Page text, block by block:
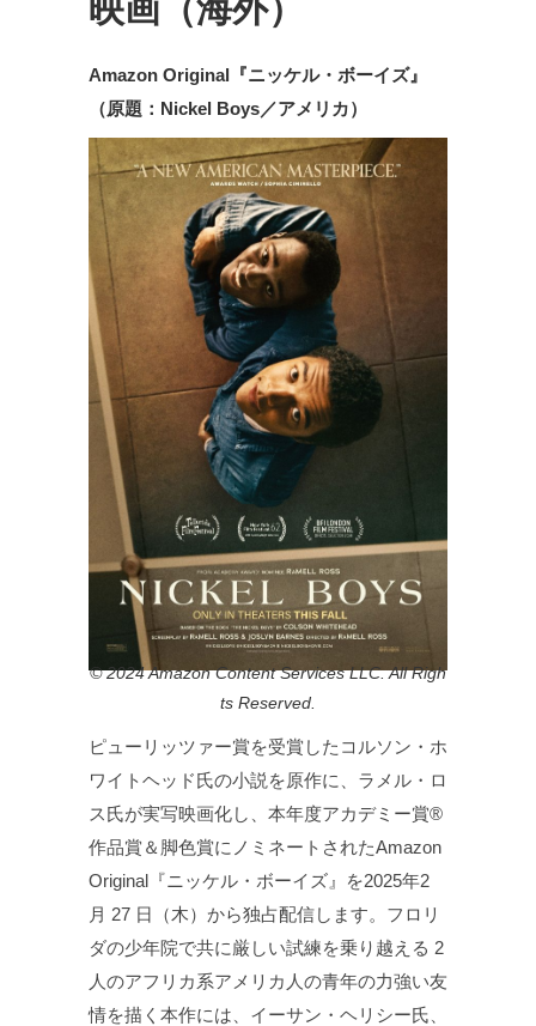
映画（海外）
Amazon Original『ニッケル・ボーイズ』
（原題：Nickel Boys／アメリカ）
© 2024 Amazon Content Services LLC. All Righ
ts Reserved.
ピューリッツァー賞を受賞したコルソン・ホ
ワイトヘッド氏の小説を原作に、ラメル・ロ
ス氏が実写映画化し、本年度アカデミー賞®
作品賞＆脚色賞にノミネートされたAmazon
Original『ニッケル・ボーイズ』を2025年2
月 27 日（木）から独占配信します。フロリ
ダの少年院で共に厳しい試練を乗り越える 2
人のアフリカ系アメリカ人の青年の力強い友
情を描く本作には、イーサン・ヘリシー氏、